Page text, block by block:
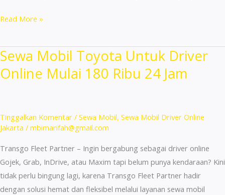
Sewa
Matic
Jakarta
Buat
Cuma
155k
Jam
Read More »
Sewa Mobil Toyota Untuk Driver
Online Mulai 180 Ribu 24 Jam
Tinggalkan Komentar / Sewa Mobil, Sewa Mobil Driver Online
Jakarta / mbimarifah@gmail.com
Transgo Fleet Partner – Ingin bergabung sebagai driver online
Gojek, Grab, InDrive, atau Maxim tapi belum punya kendaraan? Kini
tidak perlu bingung lagi, karena Transgo Fleet Partner hadir
dengan solusi hemat dan fleksibel melalui layanan sewa mobil